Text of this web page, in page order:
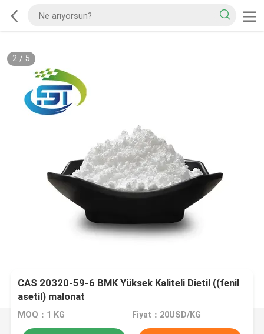
2/ 5
CAS 20320-59-6 BMK Yüksek Kaliteli Dietil ((fenil
asetil) malonat
MOQ：1 KG Fiyat：20USD/KG